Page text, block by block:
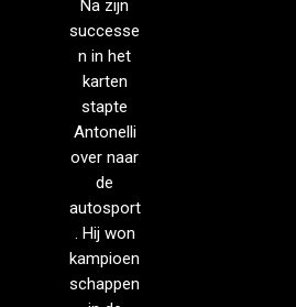
Na zijn
successe
n in het
karten
stapte
Antonelli
over naar
de
autosport
. Hij won
kampioen
schappen